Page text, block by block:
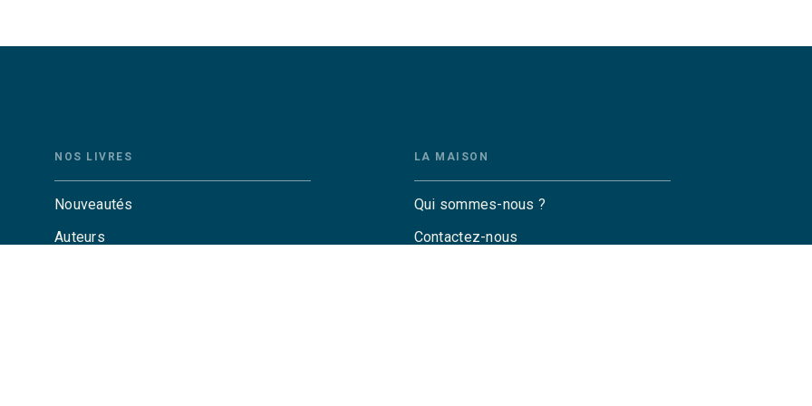
NOS LIVRES
Nouveautés
Auteurs
LA MAISON
Qui sommes-nous ?
Contactez-nous